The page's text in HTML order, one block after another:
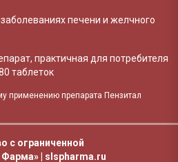
печени и желчного
практичная для потребителя
таблеток
применению препарата Пензитал
с ограниченной
slspharma.ru